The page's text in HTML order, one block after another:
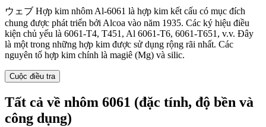
ウェブ Hợp kim nhôm Al-6061 là hợp kim kết cấu có mục đích
chung được phát triển bởi Alcoa vào năm 1935. Các ký hiệu điều
kiện chủ yếu là 6061-T4, T451, Al 6061-T6, 6061-T651, v.v. Đây
là một trong những hợp kim được sử dụng rộng rãi nhất. Các
nguyên tố hợp kim chính là magiê (Mg) và silic.
Cuộc điều tra
Tất cả về nhôm 6061 (đặc tính, độ bền và
công dụng)